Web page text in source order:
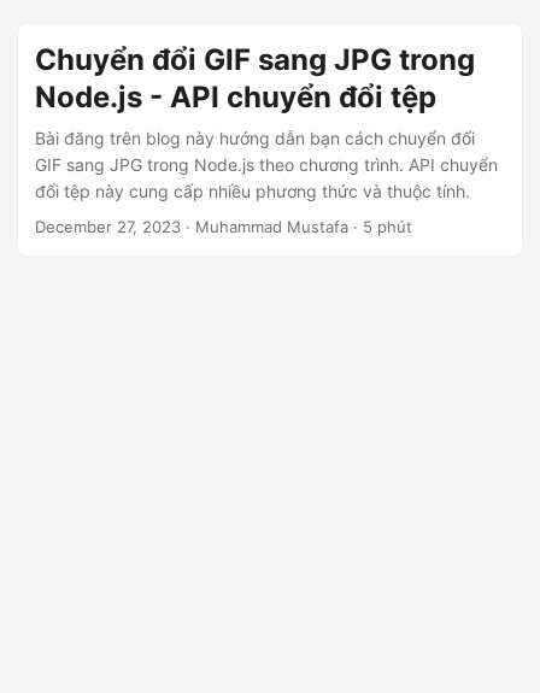
Chuyển đổi GIF sang JPG trong
Node.js - API chuyển đổi tệp
Bài đăng trên blog này hướng dẫn bạn cách chuyển đổi
GIF sang JPG trong Node.js theo chương trình. API chuyển
đổi tệp này cung cấp nhiều phương thức và thuộc tính.
December 27, 2023 · Muhammad Mustafa · 5 phút